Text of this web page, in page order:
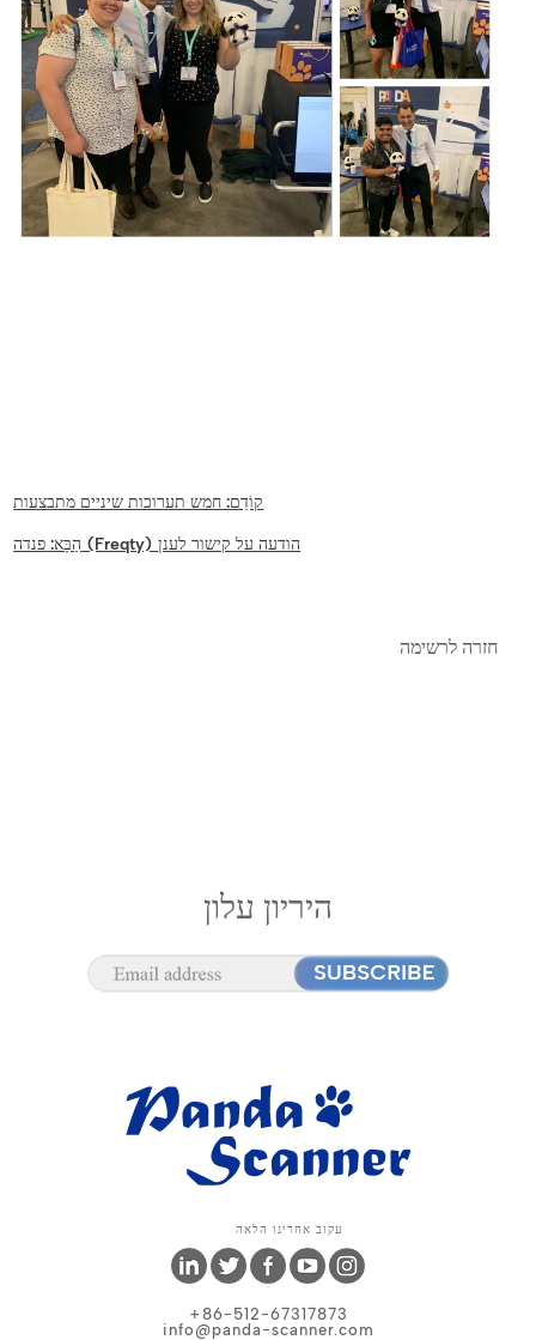
קוֹדֵם: חמש תערוכות שיניים מתבצעות
הַבָּא: פנדה (Freqty) הודעה על קישור לענן
חזרה לרשימה
היריון עלון
עקוב אחרינו הלאה
+86-512-67317873
info@panda-scanner.com